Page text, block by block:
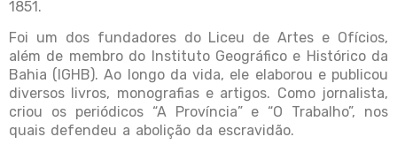
1851.
Foi um dos fundadores do Liceu de Artes e Ofícios,
além de membro do Instituto Geográfico e Histórico da
Bahia (IGHB). Ao longo da vida, ele elaborou e publicou
diversos livros, monografias e artigos. Como jornalista,
criou os periódicos “A Província” e “O Trabalho”, nos
quais defendeu a abolição da escravidão.